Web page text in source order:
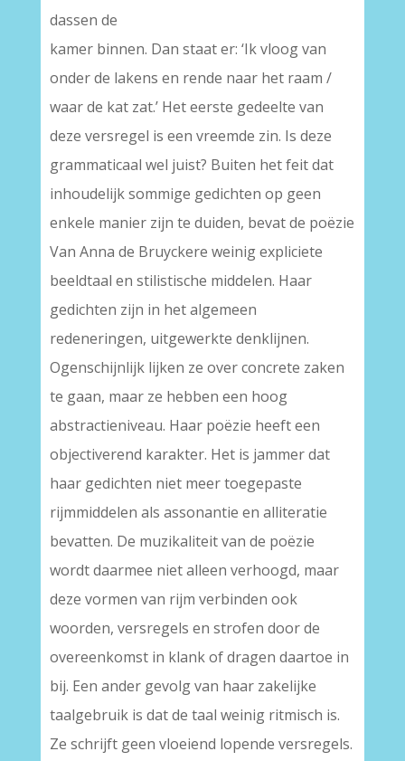
dassen de
kamer binnen. Dan staat er: ‘Ik vloog van
onder de lakens en rende naar het raam /
waar de kat zat.’ Het eerste gedeelte van
deze versregel is een vreemde zin. Is deze
grammaticaal wel juist? Buiten het feit dat
inhoudelijk sommige gedichten op geen
enkele manier zijn te duiden, bevat de poëzie
Van Anna de Bruyckere weinig expliciete
beeldtaal en stilistische middelen. Haar
gedichten zijn in het algemeen
redeneringen, uitgewerkte denklijnen.
Ogenschijnlijk lijken ze over concrete zaken
te gaan, maar ze hebben een hoog
abstractieniveau. Haar poëzie heeft een
objectiverend karakter. Het is jammer dat
haar gedichten niet meer toegepaste
rijmmiddelen als assonantie en alliteratie
bevatten. De muzikaliteit van de poëzie
wordt daarmee niet alleen verhoogd, maar
deze vormen van rijm verbinden ook
woorden, versregels en strofen door de
overeenkomst in klank of dragen daartoe in
bij. Een ander gevolg van haar zakelijke
taalgebruik is dat de taal weinig ritmisch is.
Ze schrijft geen vloeiend lopende versregels.